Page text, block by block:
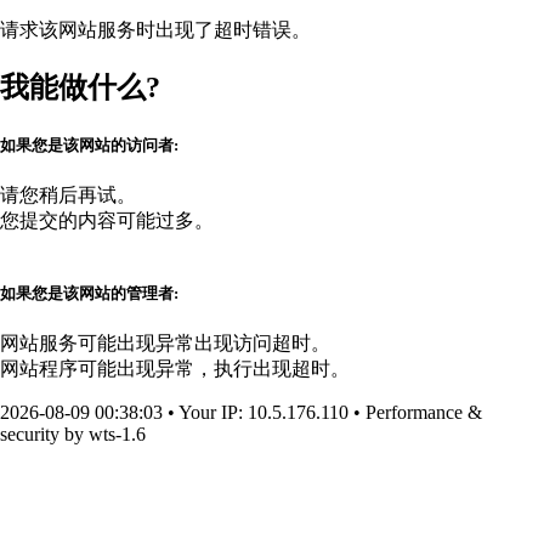
请求该网站服务时出现了超时错误。
我能做什么?
如果您是该网站的访问者:
请您稍后再试。
您提交的内容可能过多。
如果您是该网站的管理者:
网站服务可能出现异常出现访问超时。
网站程序可能出现异常，执行出现超时。
2026-08-09 00:38:03 • Your IP: 10.5.176.110 • Performance &
security by wts-1.6